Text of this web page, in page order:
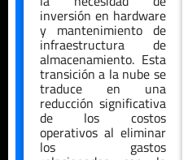
inversión en hardware
y mantenimiento de
infraestructura de
almacenamiento. Esta
transición a la nube se
traduce en una
reducción significativa
de los costos
operativos al eliminar
los gastos